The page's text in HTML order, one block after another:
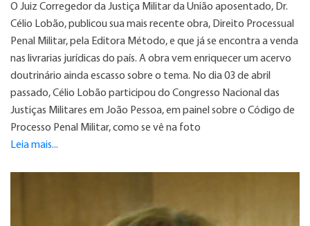
O Juiz Corregedor da Justiça Militar da União aposentado, Dr.
Célio Lobão, publicou sua mais recente obra, Direito Processual
Penal Militar, pela Editora Método, e que já se encontra a venda
nas livrarias jurídicas do país. A obra vem enriquecer um acervo
doutrinário ainda escasso sobre o tema. No dia 03 de abril
passado, Célio Lobão participou do Congresso Nacional das
Justiças Militares em João Pessoa, em painel sobre o Código de
Processo Penal Militar, como se vê na foto
Leia mais...